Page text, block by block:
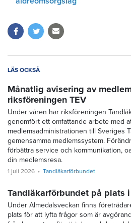
LÄS OCKSÅ
Månatlig avisering av
riksföreningen TEV
Under våren har riksföreningen
genomfört ett omfattande arbete med
medlemsadministrationen till Sveriges
gemensamma medlemssystem.
förbättra service och kommunikation,
din medlemsresa.
1 juli 2026 Tandläkarförbundet
Tandläkarförbundet på plats
Under Almedalsveckan finns
plats för att lyfta frågor som är